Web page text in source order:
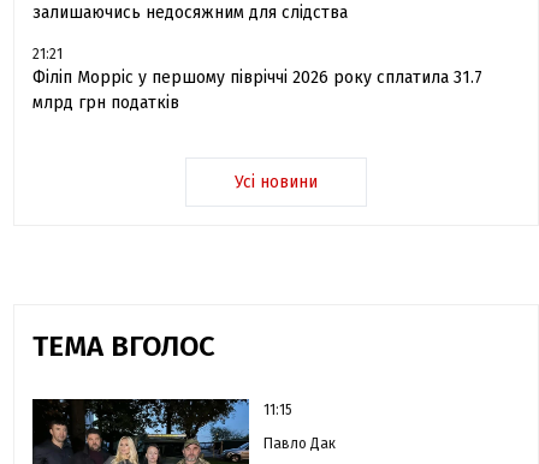
залишаючись недосяжним для слідства
21:21
Філіп Морріс у першому півріччі 2026 року сплатила 31.7
млрд грн податків
Усі новини
ТЕМА ВГОЛОС
11:15
Павло Дак